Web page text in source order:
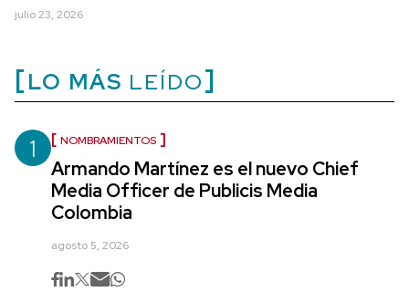
julio 23, 2026
LO MÁS LEÍDO
1 NOMBRAMIENTOS
Armando Martínez es el nuevo Chief
Media Officer de Publicis Media
Colombia
agosto 5, 2026